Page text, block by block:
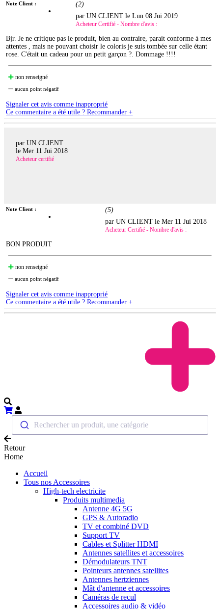
Note Client : (2)
par UN CLIENT leLun 08 Jui 2019
Acheteur Certifié - Nombre d'avis :
Bjr. Je ne critique pas le produit, bien au contraire, parait conforme à mes
attentes , mais ne pouvant choisir le coloris je suis tombée sur celle étant
rose. C'était un cadeau pour un petit garçon ?. Dommage !!!!
non renseigné
aucun point négatif
Signaler cet avis comme inapproprié
Ce commentaire a été utile ? Recommander +
par UN CLIENT
le Mer 11 Jui 2018
Acheteur certifié
Note Client : (5)
par UN CLIENT leMer 11 Jui 2018
Acheteur Certifié - Nombre d'avis :
BON PRODUIT
non renseigné
aucun point négatif
Signaler cet avis comme inapproprié
Ce commentaire a été utile ? Recommander +
Rechercher un produit, une catégorie
Retour
Home
Accueil
Tous nos Accessoires
High-tech electricite
Produits multimedia
Antenne 4G 5G
GPS & Autoradio
TV et combiné DVD
Support TV
Cables et Splitter HDMI
Antennes satellites et accessoires
Démodulateurs TNT
Pointeurs antennes satellites
Antennes hertziennes
Mât d'antenne et accessoires
Caméras de recul
Accessoires audio & vidéo